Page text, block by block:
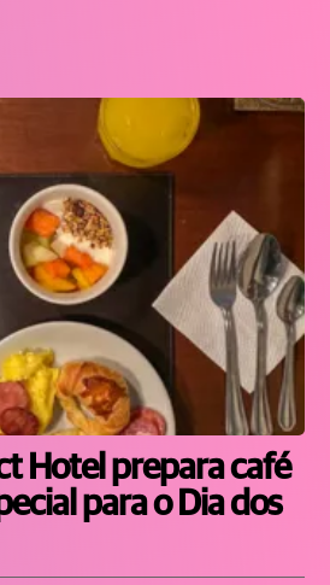
Hotel prepara café
para o Dia dos